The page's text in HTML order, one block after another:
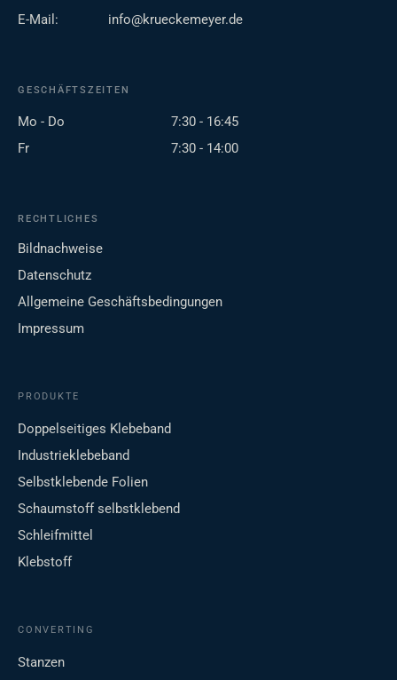
E-Mail:
info@krueckemeyer.de
GESCHÄFTSZEITEN
Mo - Do
7:30 - 16:45
Fr
7:30 - 14:00
RECHTLICHES
Bildnachweise
Datenschutz
Allgemeine Geschäftsbedingungen
Impressum
PRODUKTE
Doppelseitiges Klebeband
Industrieklebeband
Selbstklebende Folien
Schaumstoff selbstklebend
Schleifmittel
Klebstoff
CONVERTING
Stanzen